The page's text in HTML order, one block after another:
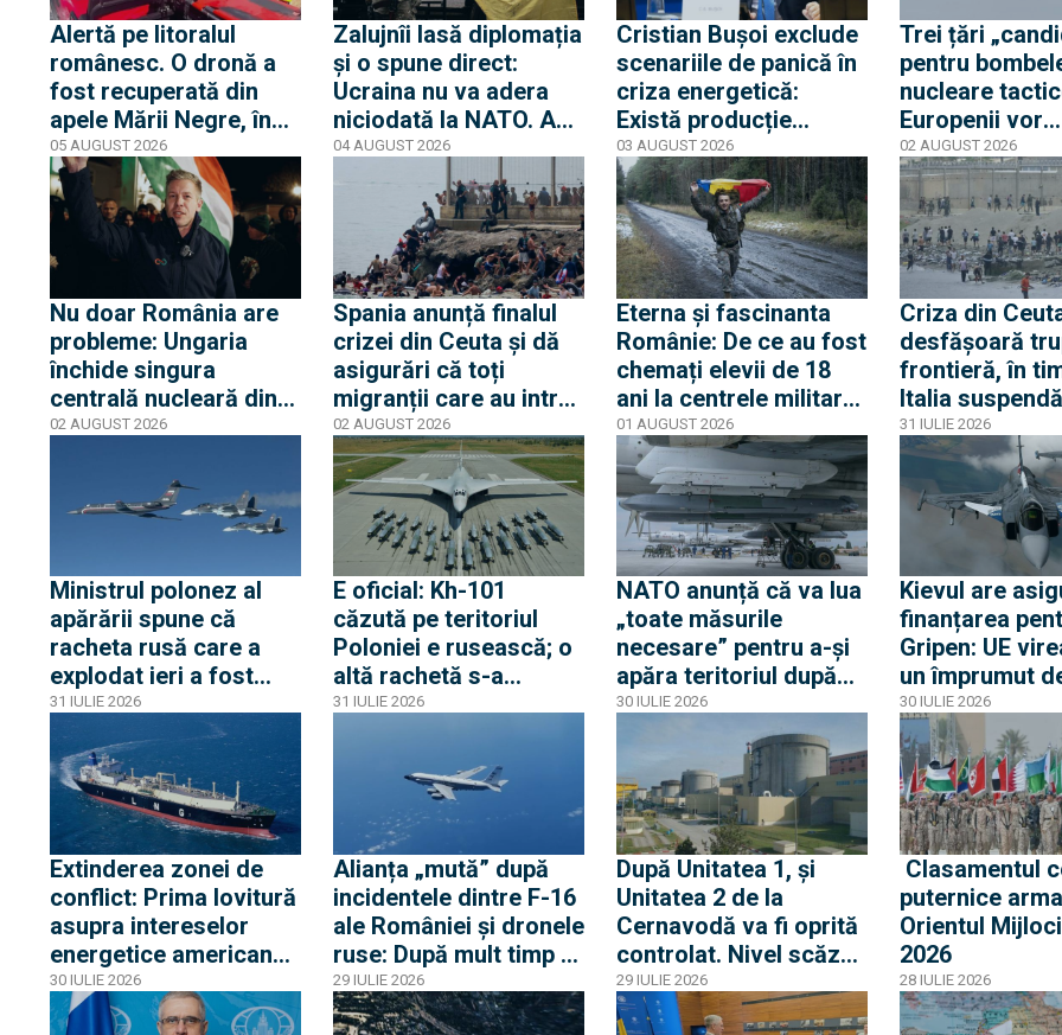
Alertă pe litoralul
românesc. O dronă a
fost recuperată din
apele Mării Negre, în
apropierea plajei Loft
din Mamaia
05 AUGUST 2026
Zalujnîi lasă diplomația
și o spune direct:
Ucraina nu va adera
niciodată la NATO. Am
auzit 12 ani povești
privind aderarea
04 AUGUST 2026
Cristian Bușoi exclude
scenariile de panică în
criza energetică:
Există producție
internă stabilă cât să
alimentăm populația
03 AUGUST 2026
Trei țări
pentru
nucleare
Europenii vor
dislocarea în
pentru a
Rusia că
glumește cu
apărare
02 AUGUST 2026
Nu doar România are
probleme: Ungaria
închide singura
centrală nucleară din
cauza nivelului Dunării
spune că urmează
cinci zile critice
02 AUGUST 2026
Spania anunță finalul
crizei din Ceuta și dă
asigurări că toți
migranții care au intrat
ilegal au părăsit
enclava spaniolă. Criza
trezește temeri în
Europa după episodul
din 2015
02 AUGUST 2026
Eterna și fascinanta
Românie: De ce au fost
chemați elevii de 18
ani la centrele militare
și de ce nu este vorba
despre mobilizare
01 AUGUST 2026
Criza din
desfășoară
frontieră, în
Italia suspendă
acordul
Spania
31 IULIE 2026
Ministrul polonez al
apărării spune că
racheta rusă care a
explodat ieri a fost
produsă în primăvara
lui 2026. Între timp,
avioane rusești cu
transponderul oprit s-
au apropiat de
frontiera Poloniei
31 IULIE 2026
E oficial: Kh-101
căzută pe teritoriul
Poloniei e rusească; o
altă rachetă s-a
apropiat la 5 km de
întors spre Ucraina
31 IULIE 2026
NATO anunță că va lua
„toate măsurile
necesare” pentru a-și
apăra teritoriul după
ce o rachetă rusă a
explodat în Polonia
30 IULIE 2026
Kievul are
finanțarea
Gripen: UE
un împrumut
miliarde euro
Gripen, drone,
și apărare
30 IULIE 2026
Extinderea zonei de
conflict: Prima lovitură
asupra intereselor
energetice americane
din Egipt activează
alerta la Casa Albă
30 IULIE 2026
Alianța „mută” după
incidentele dintre F-16
ale României și dronele
ruse: După mult timp o
dronă RQ-4D și două
avioane RC-135 și
29 IULIE 2026
După Unitatea 1, și
Unitatea 2 de la
Cernavodă va fi oprită
controlat. Nivel scăzut
fără precedent al
Dunării
29 IULIE 2026
Clasamentul
puternice
Orientul
2026
28 IULIE 2026